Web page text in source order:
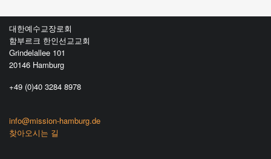
대한예수교장로회
함부르크 한인선교교회
Grindelallee 101
20146 Hamburg
+49 (0)40 3284 8978
info@mission-hamburg.de
찾아오시는 길